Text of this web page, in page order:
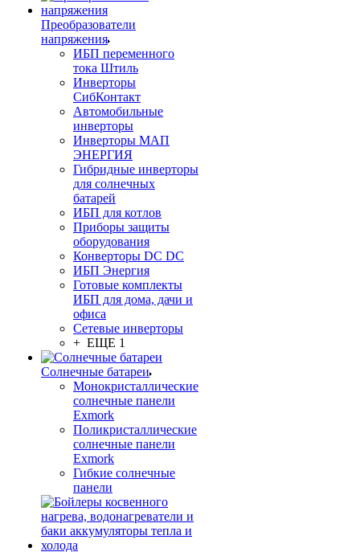
Преобразователи
напряжения
ИБП переменного
тока Штиль
Инверторы
СибКонтакт
Автомобильные
инверторы
Инверторы МАП
ЭНЕРГИЯ
Гибридные инверторы
для солнечных
батарей
ИБП для котлов
Приборы защиты
оборудования
Конверторы DC DC
ИБП Энергия
Готовые комплекты
ИБП для дома, дачи и
офиса
Сетевые инверторы
+ ЕЩЕ 1
Солнечные батареи
Монокристаллические
солнечные панели
Exmork
Поликристаллические
солнечные панели
Exmork
Гибкие солнечные
панели